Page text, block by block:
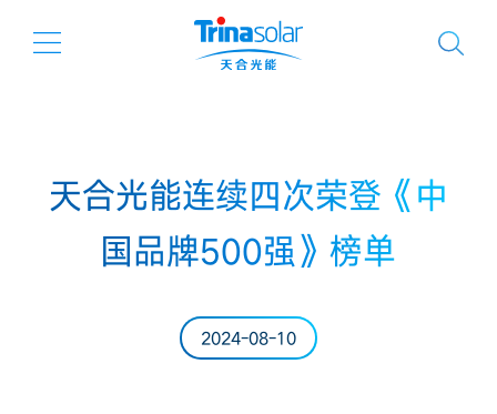
天合光能连续四次荣登《中
国品牌500强》榜单
2024-08-10